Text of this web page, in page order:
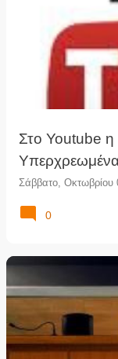
Στο Youtube
Σάββατο, Οκτωβρίου
0